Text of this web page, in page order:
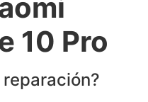
10 Pro